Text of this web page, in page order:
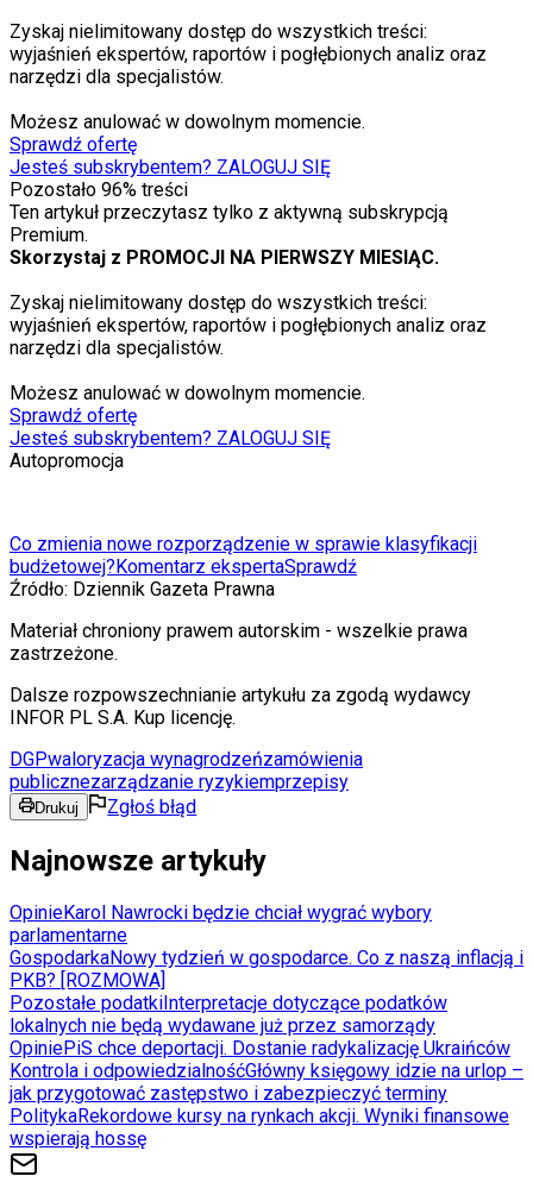
Zyskaj nielimitowany dostęp do wszystkich treści:
wyjaśnień ekspertów, raportów i pogłębionych analiz oraz
narzędzi dla specjalistów.
Możesz anulować w dowolnym momencie.
Sprawdź ofertę
Jesteś subskrybentem? ZALOGUJ SIĘ
Pozostało 96% treści
Ten artykuł przeczytasz tylko z aktywną subskrypcją
Premium.
Skorzystaj z PROMOCJI NA PIERWSZY MIESIĄC.
Zyskaj nielimitowany dostęp do wszystkich treści:
wyjaśnień ekspertów, raportów i pogłębionych analiz oraz
narzędzi dla specjalistów.
Możesz anulować w dowolnym momencie.
Sprawdź ofertę
Jesteś subskrybentem? ZALOGUJ SIĘ
Autopromocja
Co zmienia nowe rozporządzenie w sprawie klasyfikacji
budżetowej? Komentarz ekspertaSprawdź
Źródło: Dziennik Gazeta Prawna
Materiał chroniony prawem autorskim - wszelkie prawa
zastrzeżone.
Dalsze rozpowszechnianie artykułu za zgodą wydawcy
INFOR PL S.A. Kup licencję.
DGPwaloryzacja wynagrodzeńzamówienia
publicznezarządzanie ryzykiemprzepisy
Drukuj Zgłoś błąd
Najnowsze artykuły
OpinieKarol Nawrocki będzie chciał wygrać wybory
parlamentarne
GospodarkaNowy tydzień w gospodarce. Co z naszą inflacją i
PKB? [ROZMOWA]
Pozostałe podatkiInterpretacje dotyczące podatków
lokalnych nie będą wydawane już przez samorządy
OpiniePiS chce deportacji. Dostanie radykalizację Ukraińców
Kontrola i odpowiedzialnośćGłówny księgowy idzie na urlop –
jak przygotować zastępstwo i zabezpieczyć terminy
PolitykaRekordowe kursy na rynkach akcji. Wyniki finansowe
wspierają hossę